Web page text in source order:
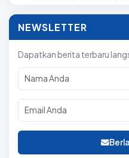
NEWSLETTER
Dapatkan berita terbaru